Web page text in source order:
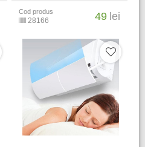
Cod produs
28166 49 lei